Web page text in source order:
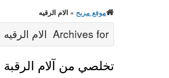
موقع مزيج » الام الرقيه
Archives for الام الرقيه
تخلصي من آلام الرقبة